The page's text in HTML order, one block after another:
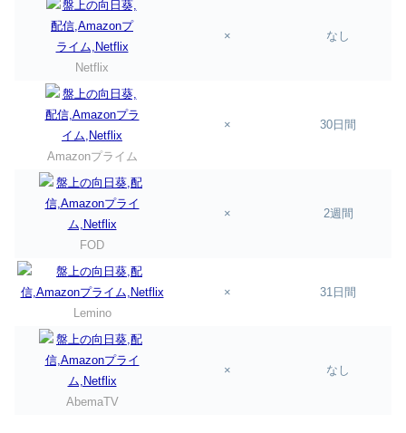
Netflix
× なし
Amazonプライム
× 30日間
FOD
× 2週間
Lemino
× 31日間
AbemaTV
× なし